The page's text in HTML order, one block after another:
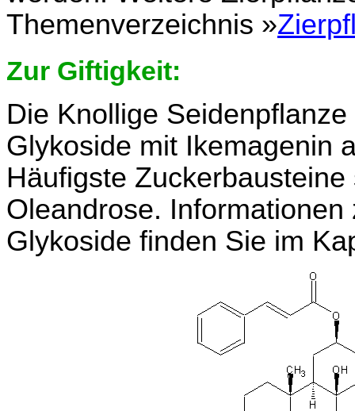
Themenverzeichnis »
Zur Giftigkeit:
Die Knollige
Glykoside mit Ikemagenin
Häufigste
Oleandrose.
Glykoside finden Sie im